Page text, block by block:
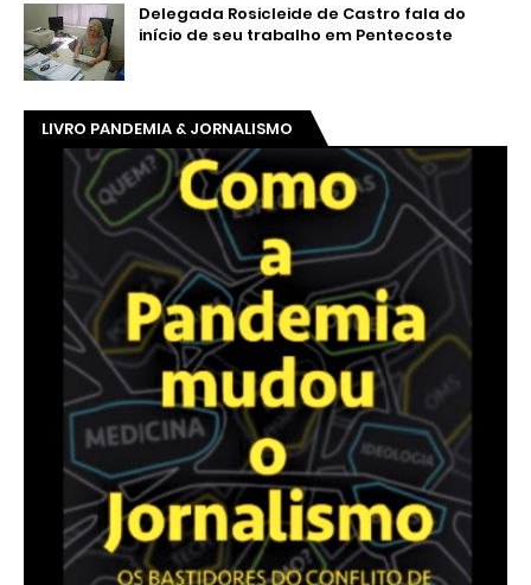
Delegada Rosicleide de Castro fala do
início de seu trabalho em Pentecoste
LIVRO PANDEMIA & JORNALISMO